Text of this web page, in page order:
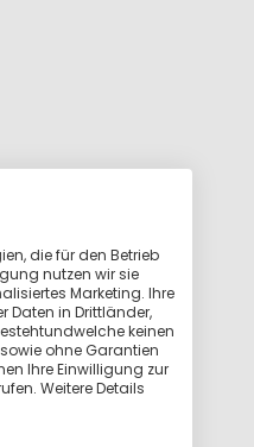
die für den Betrieb
nutzen wir sie
Marketing. Ihre
Daten in Drittländer,
keinen
ohne Garantien
Ihre Einwilligung zur
Weitere Details